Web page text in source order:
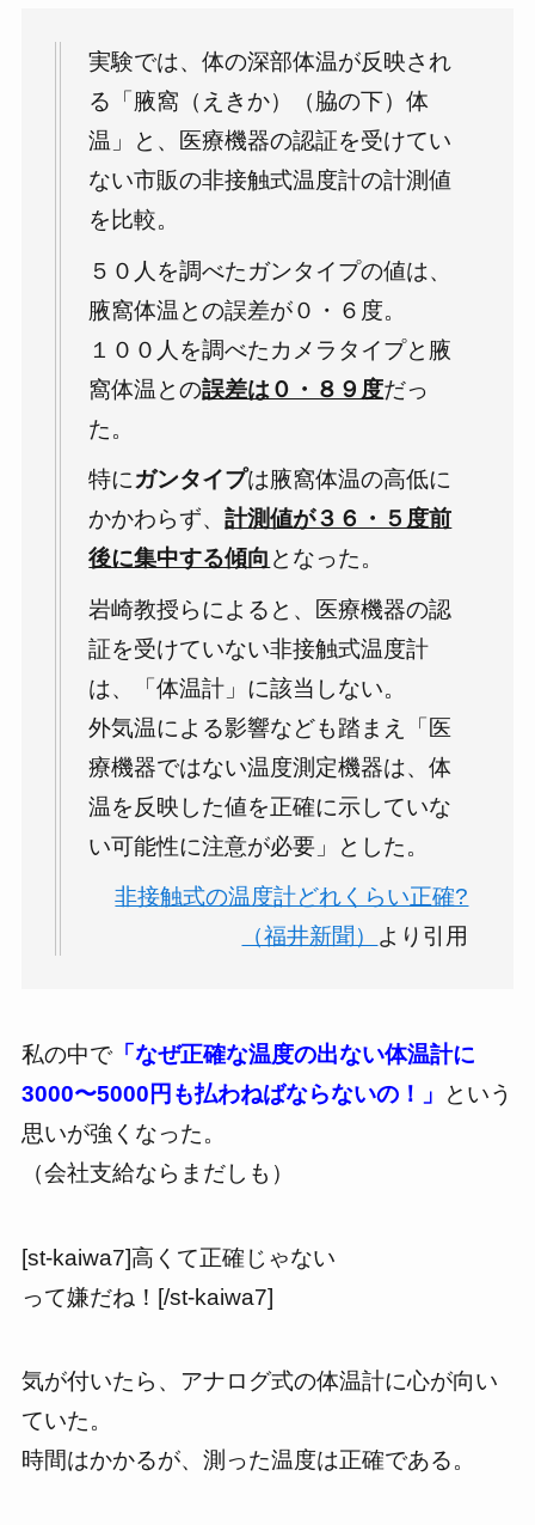
実験では、体の深部体温が反映され
る「腋窩（えきか）（脇の下）体
温」と、医療機器の認証を受けてい
ない市販の非接触式温度計の計測値
を比較。
５０人を調べたガンタイプの値は、
腋窩体温との誤差が０・６度。
１００人を調べたカメラタイプと腋
窩体温との誤差は０・８９度だっ
た。
特にガンタイプは腋窩体温の高低に
かかわらず、計測値が３６・５度前
後に集中する傾向 となった。
岩崎教授らによると、医療機器の認
証を受けていない非接触式温度計
は、「体温計」に該当しない。
外気温による影響なども踏まえ「医
療機器ではない温度測定機器は、体
温を反映した値を正確に示していな
い可能性に注意が必要」とした。
非接触式の温度計どれくらい正確?
（福井新聞） より引用
私の中で「なぜ正確な温度の出ない体温計に
3000〜5000円も払わねばならないの！」
という
思いが強くなった。
（会社支給ならまだしも）
[st-kaiwa7]高くて正確じゃない
って嫌だね！[/st-kaiwa7]
気が付いたら、 アナログ式の体温計に心が向い
ていた。
時間はかかるが、測った温度は正確である。